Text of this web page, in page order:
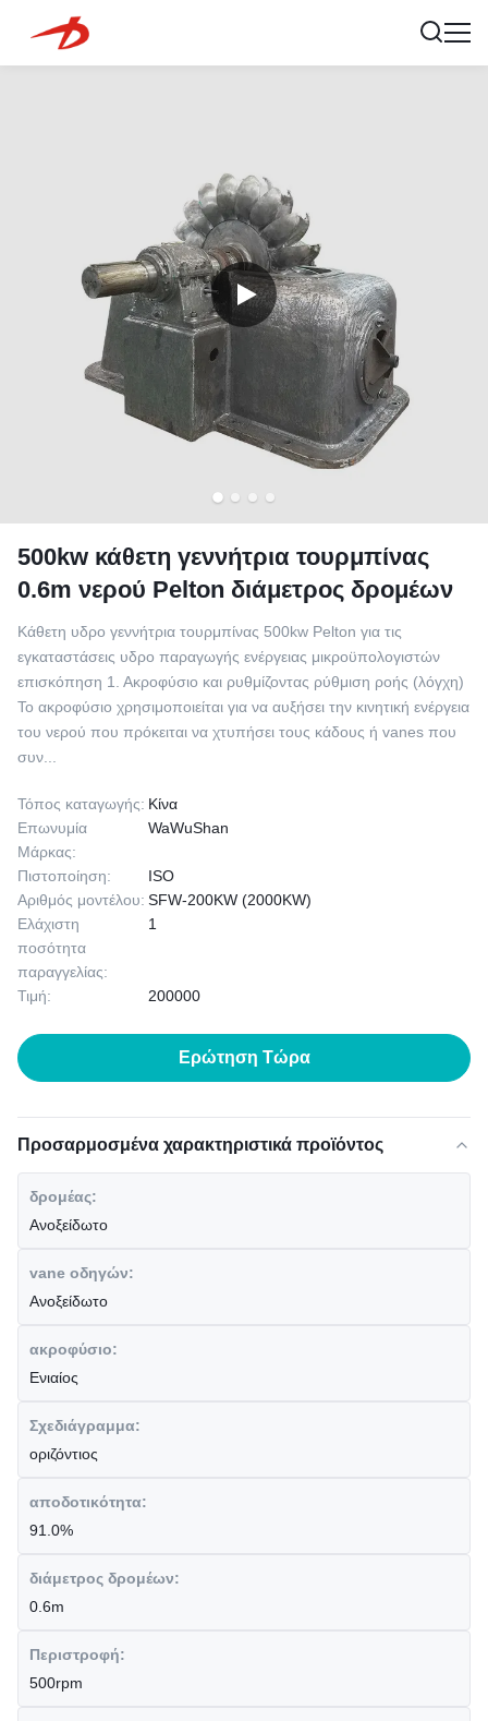
500kw κάθετη γεννήτρια τουρμπίνας
0.6m νερού Pelton διάμετρος δρομέων
Κάθετη υδρο γεννήτρια τουρμπίνας 500kw Pelton για τις
εγκαταστάσεις υδρο παραγωγής ενέργειας μικροϋπολογιστών
επισκόπηση 1. Ακροφύσιο και ρυθμίζοντας ρύθμιση ροής (λόγχη)
Το ακροφύσιο χρησιμοποιείται για να αυξήσει την κινητική ενέργεια
του νερού που πρόκειται να χτυπήσει τους κάδους ή vanes που
συν...
Τόπος καταγωγής: Κίνα
Επωνυμία
Μάρκας:
WaWuShan
Πιστοποίηση:
ISO
Αριθμός μοντέλου: SFW-200KW (2000KW)
Ελάχιστη
ποσότητα
παραγγελίας:
1
Τιμή: 200000
Ερώτηση Τώρα
Προσαρμοσμένα χαρακτηριστικά προϊόντος
δρομέας:
Ανοξείδωτο
vane οδηγών:
Ανοξείδωτο
ακροφύσιο:
Ενιαίος
Σχεδιάγραμμα:
οριζόντιος
αποδοτικότητα:
91.0%
διάμετρος δρομέων:
0.6m
Περιστροφή:
500rpm